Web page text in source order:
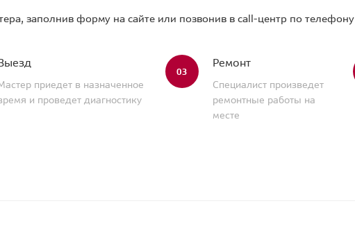
заполнив форму на сайте или позвонив в call-центр по телефону
приедет в назначенное
и проведет диагностику
03
Ремонт
Специалист произведет
ремонтные работы на
месте